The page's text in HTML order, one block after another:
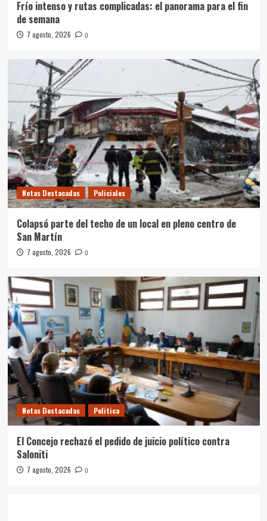
Frío intenso y rutas complicadas: el panorama para el fin
de semana
7 agosto, 2026 0
Notas Destacadas Policiales
Colapsó parte del techo de un local en pleno centro de
San Martín
7 agosto, 2026 0
Notas Destacadas Politica
El Concejo rechazó el pedido de juicio político contra
Saloniti
7 agosto, 2026 0